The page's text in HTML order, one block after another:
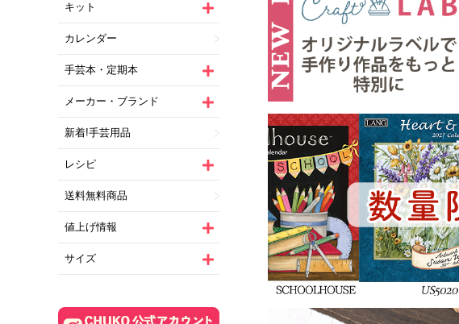
キット
カレンダー
手芸本・定期本
メーカー・ブランド
新着!手芸用品
レシピ
送料無料商品
値上げ情報
サイズ